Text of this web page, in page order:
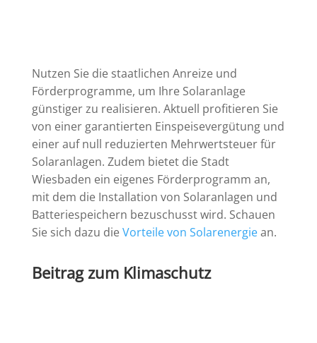
Nutzen Sie die staatlichen Anreize und
Förderprogramme, um Ihre Solaranlage
günstiger zu realisieren. Aktuell profitieren Sie
von einer garantierten Einspeisevergütung und
einer auf null reduzierten Mehrwertsteuer für
Solaranlagen. Zudem bietet die Stadt
Wiesbaden ein eigenes Förderprogramm an,
mit dem die Installation von Solaranlagen und
Batteriespeichern bezuschusst wird. Schauen
Sie sich dazu dieVorteile von Solarenergiean.
Beitrag zum Klimaschutz